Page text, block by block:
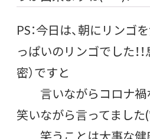
PS：今日は、朝にリンゴ
っぱいのリンゴでした！
密）ですと
言いながらコロナ禍
笑いながら言ってまし